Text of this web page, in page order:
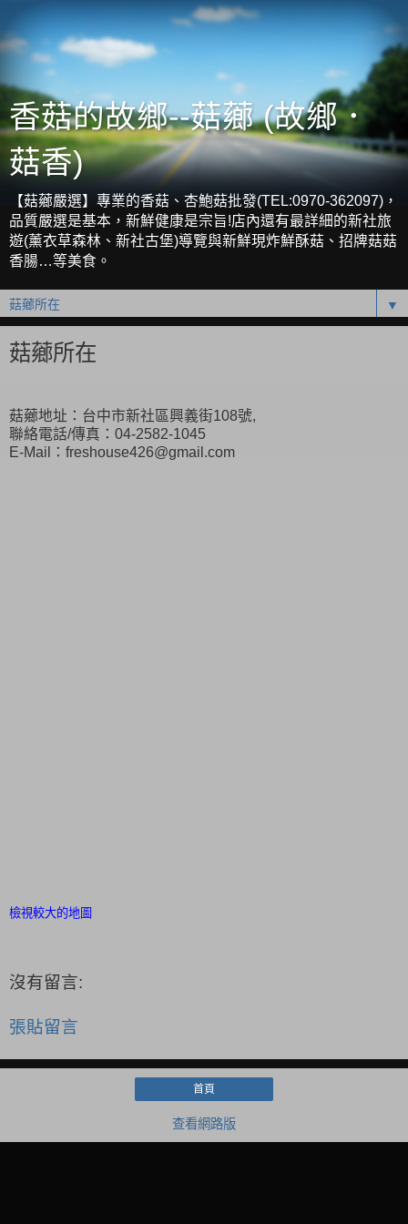
香菇的故鄉--菇薌 (故鄉．
菇香)
【菇薌嚴選】專業的香菇、杏鮑菇批發(TEL:0970-362097)，
品質嚴選是基本，新鮮健康是宗旨!店內還有最詳細的新社旅
遊(薰衣草森林、新社古堡)導覽與新鮮現炸鮮酥菇、招牌菇菇
香腸…等美食。
▼
菇薌所在
菇薌地址：台中市新社區興義街108號,
聯絡電話/傳真：04-2582-1045
E-Mail：freshouse426@gmail.com
檢視較大的地圖
沒有留言:
張貼留言
首頁
查看網路版